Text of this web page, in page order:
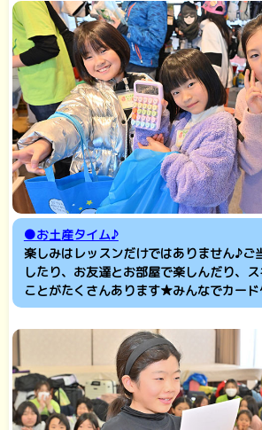
●お土産タイム♪
楽しみはレッスンだけではありません♪ご
したり、お友達とお部屋で楽しんだり、
ことがたくさんあります★みんなでカード